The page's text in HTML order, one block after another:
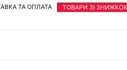
ТА ОПЛАТА ТОВАРИ ЗІ